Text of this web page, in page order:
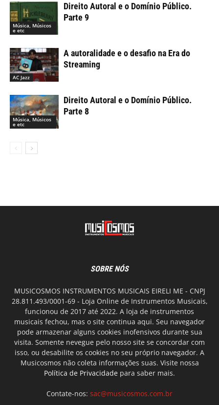
Música, Músicos
e etc
Direito Autoral e o Domínio Público.
Parte 9
AC Jazz
A autoralidade e o desafio na Era do
Streaming
Música, Músicos
e etc
Direito Autoral e o Domínio Público.
Parte 8
SOBRE NÓS
MUSICOSMOS INSTRUMENTOS MUSICAIS EIRELI ME - CNPJ
28.811.493/0001-69 - Loja Online de Instrumentos Musicais,
funcionou de 2017 até 2022. A loja de instrumentos
musicais fechou, mas o site continua aqui. Seu navegador
pode armazenar alguns cookies inofensivos durante sua
visita. Somente nevegue pelo nosso site se concordar com
isso, ou desabilite os cookies no seu próprio navegador. A
Musicosmos não coleta informações suas. Visite nossa
Política de Privacidade para saber mais.
Contate-nos: sac@musicosmos.com.br